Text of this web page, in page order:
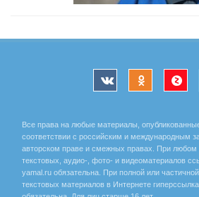
Все права на любые материалы,
соответствии с российским и международным
авторском праве и смежных правах. При любом
текстовых, аудио-, фото- и видеоматериалов
yamal.ru обязательна. При полной или
текстовых материалов в Интернете